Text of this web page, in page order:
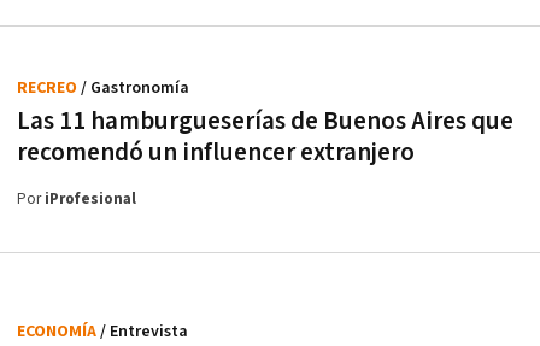
Las 11 hamburgueserías de Buenos Aires que
recomendó un influencer extranjero
RECREO / Gastronomía
PoriProfesional
ECONOMÍA/ Entrevista